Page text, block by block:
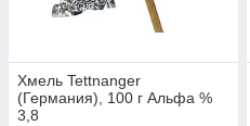
Хмель Tettnanger
(Германия), 100 г Альфа %
3,8